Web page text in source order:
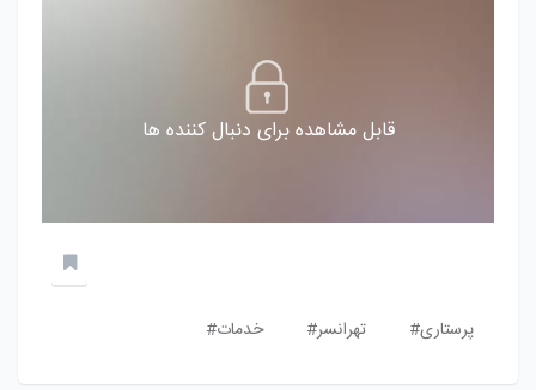
قابل مشاهده برای دنبال کننده ها
پرستاری# تهرانسر# خدمات#